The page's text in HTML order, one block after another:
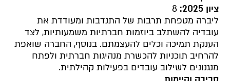
ציון 2025:
8
ליברה מטפחת תרבות של התנדבות ומעודדת את
עובדיה להשתלב ביוזמות חברתיות משמעותיות, לצד
הענקת תמיכה וכלים להעצמתם.בנוסף, החברה שואפת
להרחיב תוכניות להכשרת מנהיגות חברתית ולפתח
מנגנונים לשילוב עובדים בפעילות קהילתית.